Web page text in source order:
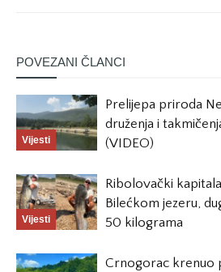
POVEZANI ČLANCI
Vijesti
Prelijepa priroda
druženja i
(VIDEO)
Vijesti
Ribolovački
Bilećkom jezeru,
50 kilograma
Crnogorac krenuo